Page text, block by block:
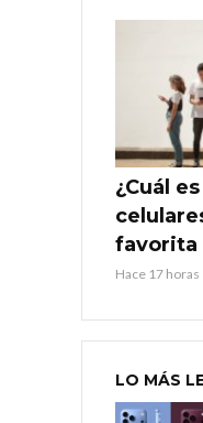
¿Cuál
favorita
Hace 17 horas
LO MÁS